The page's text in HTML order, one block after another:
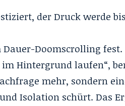
der Druck werde
Dauer-Doomscrolling fest.
im Hintergrund laufen“,
mehr, sondern
Isolation schürt. Das